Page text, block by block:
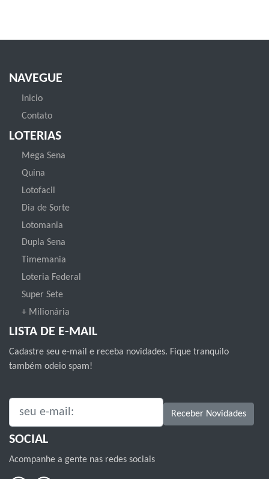
NAVEGUE
Inicio
Contato
LOTERIAS
Mega Sena
Quina
Lotofacil
Dia de Sorte
Lotomania
Dupla Sena
Timemania
Loteria Federal
Super Sete
+ Milionária
LISTA DE E-MAIL
Cadastre seu e-mail e receba novidades. Fique tranquilo
também odeio spam!
SEU E-MAIL: Receber Novidades
SOCIAL
Acompanhe a gente nas redes sociais